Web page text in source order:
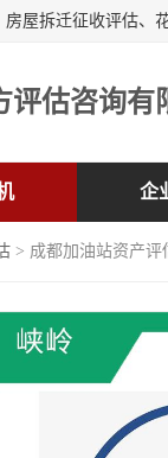
评估咨询有
企
> 成都加油站资产